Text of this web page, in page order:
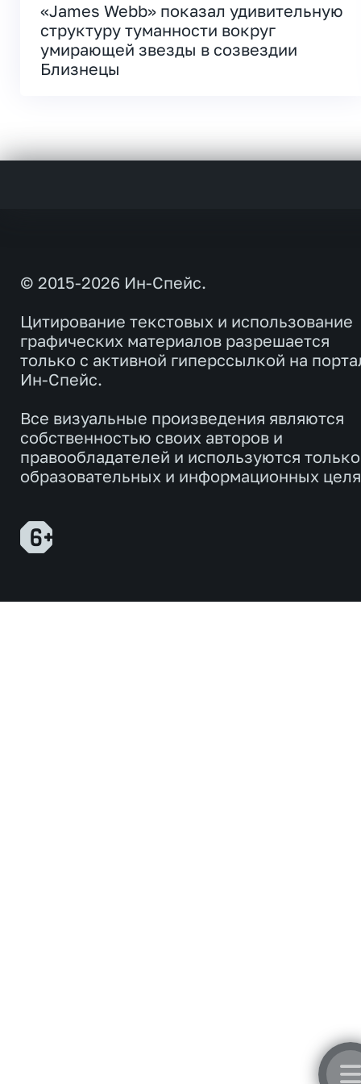
«James Webb» показал удивительную
структуру туманности вокруг
умирающей звезды в созвездии
Близнецы
© 2015-2026 Ин-Спейс.
Цитирование текстовых и использование
графических материалов разрешается
только с активной гиперссылкой на
Ин-Спейс.
Все визуальные произведения являются
собственностью своих авторов и
правообладателей и используются
образовательных и информационных